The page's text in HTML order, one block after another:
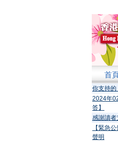
首
你支持的
2024年
答】
感謝讀者
【緊急
聲明